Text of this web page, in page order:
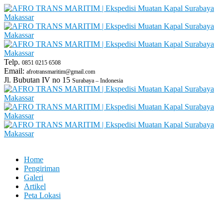
Telp. 0851 0215 6508
Email: afrotransmaritim@gmail.com
Jl. Bubutan IV no 15 Surabaya – Indonesia
Home
Pengiriman
Galeri
Artikel
Peta Lokasi